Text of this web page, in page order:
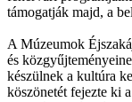
támogatják majd, a
A Múzeumok
és
készülnek a kultúra
köszönetét fejezte ki